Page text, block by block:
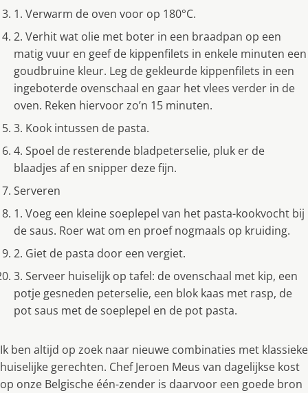
1. Verwarm de oven voor op 180°C.
2. Verhit wat olie met boter in een braadpan op een
matig vuur en geef de kippenfilets in enkele minuten een
goudbruine kleur. Leg de gekleurde kippenfilets in een
ingeboterde ovenschaal en gaar het vlees verder in de
oven. Reken hiervoor zo’n 15 minuten.
3. Kook intussen de pasta.
4. Spoel de resterende bladpeterselie, pluk er de
blaadjes af en snipper deze fijn.
Serveren
1. Voeg een kleine soeplepel van het pasta-kookvocht bij
de saus. Roer wat om en proef nogmaals op kruiding.
2. Giet de pasta door een vergiet.
3. Serveer huiselijk op tafel: de ovenschaal met kip, een
potje gesneden peterselie, een blok kaas met rasp, de
pot saus met de soeplepel en de pot pasta.
Ik ben altijd op zoek naar nieuwe combinaties met klassieke
huiselijke gerechten. Chef Jeroen Meus van dagelijkse kost
op onze Belgische één-zender is daarvoor een goede bron